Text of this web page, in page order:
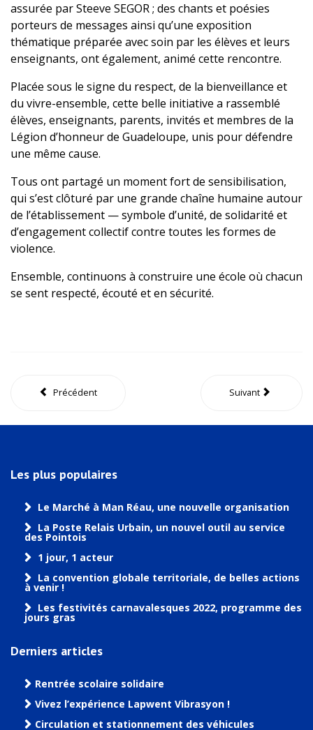
assurée par Steeve SEGOR ; des chants et poésies
porteurs de messages ainsi qu’une exposition
thématique préparée avec soin par les élèves et leurs
enseignants, ont également, animé cette rencontre.
Placée sous le signe du respect, de la bienveillance et
du vivre-ensemble, cette belle initiative a rassemblé
élèves, enseignants, parents, invités et membres de la
Légion d’honneur de Guadeloupe, unis pour défendre
une même cause.
Tous ont partagé un moment fort de sensibilisation,
qui s’est clôturé par une grande chaîne humaine autour
de l’établissement — symbole d’unité, de solidarité et
d’engagement collectif contre toutes les formes de
violence.
Ensemble, continuons à construire une école où chacun
se sent respecté, écouté et en sécurité.
Précédent Suivant
Les plus populaires
Le Marché à Man Réau, une nouvelle organisation
La Poste Relais Urbain, un nouvel outil au service
des Pointois
1 jour, 1 acteur
La convention globale territoriale, de belles actions
à venir !
Les festivités carnavalesques 2022, programme des
jours gras
Derniers articles
Rentrée scolaire solidaire
Vivez l’expérience Lapwent Vibrasyon !
Circulation et stationnement des véhicules